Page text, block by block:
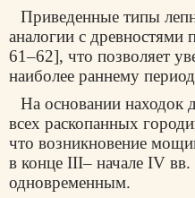
Приведенные типы
аналогии с древностями
61–62], что позволяет
наиболее раннему
На основании находок
всех раскопанных
что возникновение
в конце III– начале IV
одновременным.